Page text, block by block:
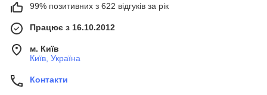
99% позитивних з 622 відгуків за рік
Працює з 16.10.2012
м. Київ
Київ, Україна
Контакти